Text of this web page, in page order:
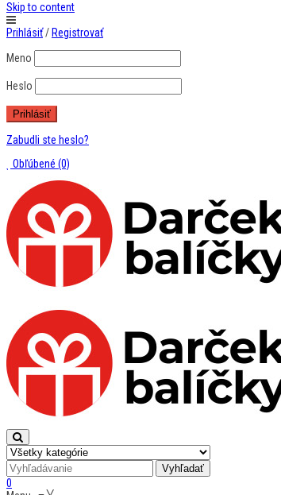
Skip to content
Prihlásiť/ Registrovať
Meno
Heslo
Zabudli ste heslo?
Obľúbené (0)
0